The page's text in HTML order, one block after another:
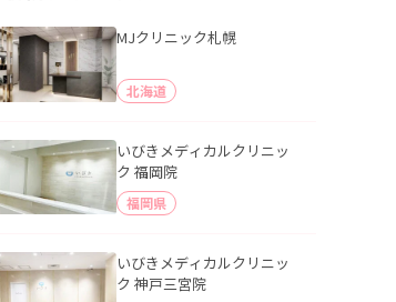
MJクリニック札幌
北海道
いびきメディカルクリニッ
ク 福岡院
福岡県
いびきメディカルクリニッ
ク 神戸三宮院